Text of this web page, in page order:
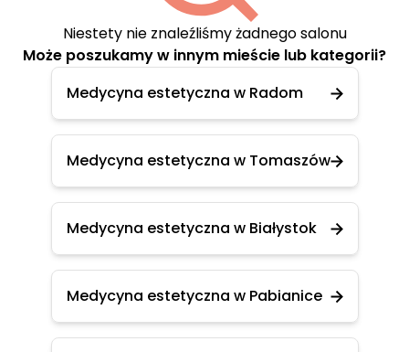
Niestety nie znaleźliśmy żadnego salonu
Może poszukamy w innym mieście lub kategorii?
Medycyna estetyczna w Radom
Medycyna estetyczna w Tomaszów
Medycyna estetyczna w Białystok
Medycyna estetyczna w Pabianice